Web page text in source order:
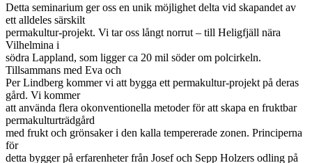
Detta seminarium ger oss en unik möjlighet delta vid skapandet av
ett alldeles särskilt
permakultur-projekt. Vi tar oss långt norrut – till Heligfjäll nära
Vilhelmina i
södra Lappland, som ligger ca 20 mil söder om polcirkeln.
Tillsammans med Eva och
Per Lindberg kommer vi att bygga ett permakultur-projekt på deras
gård. Vi kommer
att använda flera okonventionella metoder för att skapa en fruktbar
permakulturträdgård
med frukt och grönsaker i den kalla tempererade zonen. Principerna
för
detta bygger på erfarenheter från Josef och Sepp Holzers odling på